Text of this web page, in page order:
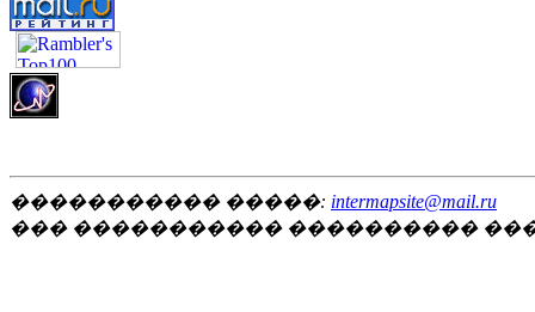
����������� �����: intermapsite@mail.ru
��� ����������� ����������